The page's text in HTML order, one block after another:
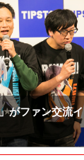
がファン交流イ